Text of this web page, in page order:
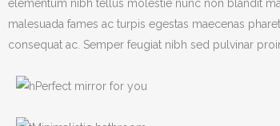
elementum nibh tellus molestie nunc non blandit
malesuada fames ac turpis egestas maecenas
consequat ac. Semper feugiat nibh sed pulvinar
Perfect mirror for you